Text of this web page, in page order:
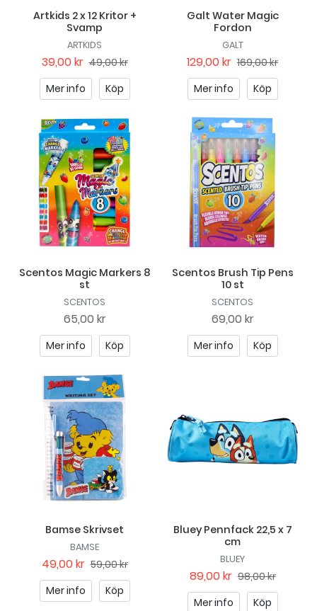
Artkids 2 x 12 Kritor +
Svamp
ARTKIDS
39,00 kr 49,00 kr
Mer info
Köp
Galt Water Magic
Fordon
GALT
129,00 kr 169,00 kr
Mer info
Köp
Scentos Magic Markers 8
st
SCENTOS
65,00 kr
Mer info Köp
Scentos Brush Tip Pens
10 st
SCENTOS
69,00 kr
Mer info Köp
Bamse Skrivset
BAMSE
49,00 kr 59,00 kr
Mer info
Köp
Bluey Pennfack 22,5 x 7
cm
BLUEY
89,00 kr 98,00 kr
Mer info
Köp